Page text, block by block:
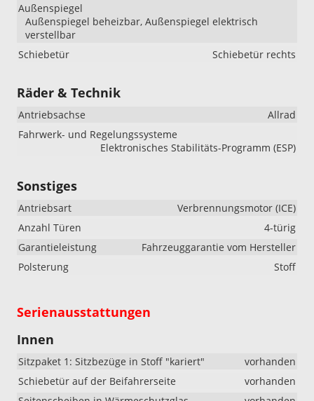
Außenspiegel
Außenspiegel beheizbar, Außenspiegel elektrisch
verstellbar
Schiebetür
Schiebetür rechts
Räder & Technik
Antriebsachse
Allrad
Fahrwerk- und Regelungssysteme
Elektronisches Stabilitäts-Programm (ESP)
Sonstiges
Antriebsart
Verbrennungsmotor (ICE)
Anzahl Türen
4-türig
Garantieleistung
Fahrzeuggarantie vom Hersteller
Polsterung
Stoff
Serienausstattungen
Innen
Sitzpaket 1: Sitzbezüge in Stoff "kariert"
vorhanden
Schiebetür auf der Beifahrerseite
vorhanden